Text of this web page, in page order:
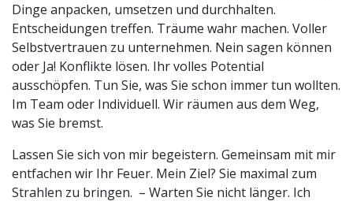
Dinge anpacken, umsetzen und durchhalten.
Entscheidungen treffen. Träume wahr machen. Voller
Selbstvertrauen zu unternehmen. Nein sagen können
oder Ja! Konflikte lösen. Ihr volles Potential
ausschöpfen. Tun Sie, was Sie schon immer tun wollten.
Im Team oder Individuell. Wir räumen aus dem Weg,
was Sie bremst.
Lassen Sie sich von mir begeistern. Gemeinsam mit mir
entfachen wir Ihr Feuer. Mein Ziel? Sie maximal zum
Strahlen zu bringen. – Warten Sie nicht länger. Ich